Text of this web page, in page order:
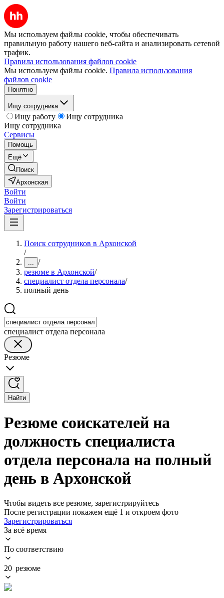
Мы используем файлы cookie, чтобы обеспечивать
правильную работу нашего веб-сайта и анализировать сетевой
трафик.
Правила использования файлов cookie
Мы используем файлы cookie. Правила использования
файлов cookie
Понятно
Ищу сотрудника
Ищу работу
Ищу сотрудника
Ищу сотрудника
Сервисы
Помощь
Ещё
Поиск
Архонская
Войти
Войти
Зарегистрироваться
Поиск сотрудников в Архонской
/
... /
резюме в Архонской/
специалист отдела персонала/
полный день
специалист отдела персонала
Резюме
Найти
Резюме соискателей на
должность специалиста
отдела персонала на полный
день в Архонской
Чтобы видеть все резюме, зарегистрируйтесь
После регистрации покажем ещё 1 и откроем фото
Зарегистрироваться
За всё время
По соответствию
20 резюме